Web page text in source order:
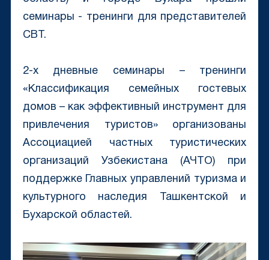
семинары - тренинги для представителей
CBT.
2-х дневные семинары – тренинги
«Классификация семейных гостевых
домов – как эффективный инструмент для
привлечения туристов» организованы
Ассоциацией частных туристических
организаций Узбекистана (АЧТО) при
поддержке Главных управлений туризма и
культурного наследия Ташкентской и
Бухарской областей.